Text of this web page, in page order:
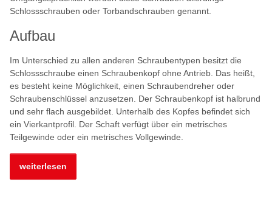
Schlossschrauben oder Torbandschrauben genannt.
Aufbau
Im Unterschied zu allen anderen Schraubentypen besitzt die
Schlossschraube einen Schraubenkopf ohne Antrieb. Das heißt,
es besteht keine Möglichkeit, einen Schraubendreher oder
Schraubenschlüssel anzusetzen. Der Schraubenkopf ist halbrund
und sehr flach ausgebildet. Unterhalb des Kopfes befindet sich
ein Vierkantprofil. Der Schaft verfügt über ein metrisches
Teilgewinde oder ein metrisches Vollgewinde.
weiterlesen